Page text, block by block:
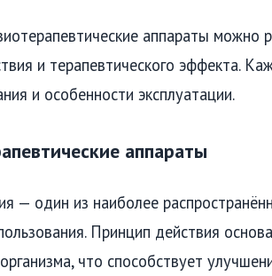
аппараты можно
и терапевтического эффекта.
и особенности эксплуатации.
аппараты
— один из наиболее
Принцип действия
что способствует